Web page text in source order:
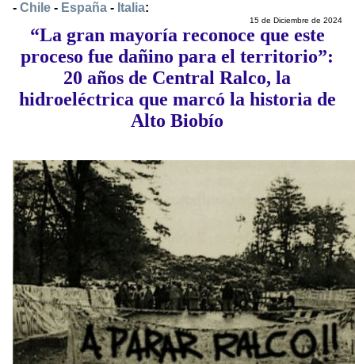
- Chile - España - Italia:
15 de Diciembre de 2024
“La gran mayoría reconoce que este
proceso fue dañino para el territorio”:
20 años de Central Ralco, la
hidroeléctrica que marcó la historia de
Alto Biobío